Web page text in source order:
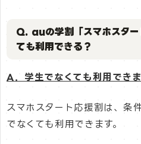
Q. auの学割「スマホスター
ても利用できる？
A．学生でなくても利用できま
スマホスタート応援割は、条
でなくても利用できます。